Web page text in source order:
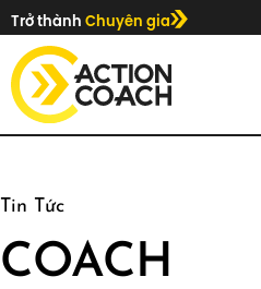
Trở thành Chuyên gia
Tin Tức
COACH